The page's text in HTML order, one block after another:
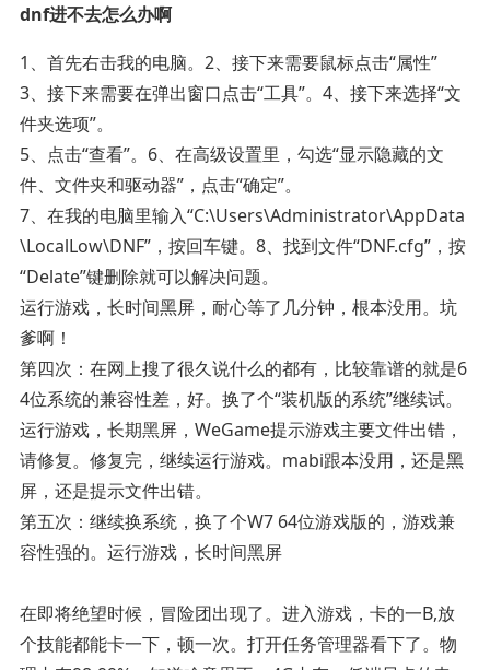
dnf进不去怎么办啊
1、首先右击我的电脑。2、接下来需要鼠标点击“属性”
3、接下来需要在弹出窗口点击“工具”。4、接下来选择“文
件夹选项”。
5、点击“查看”。6、在高级设置里，勾选“显示隐藏的文
件、文件夹和驱动器”，点击“确定”。
7、在我的电脑里输入“C:\Users\Administrator\AppData
\LocalLow\DNF”，按回车键。8、找到文件“DNF.cfg”，按
“Delate”键删除就可以解决问题。
运行游戏，长时间黑屏，耐心等了几分钟，根本没用。坑
爹啊！
第四次：在网上搜了很久说什么的都有，比较靠谱的就是6
4位系统的兼容性差，好。换了个“装机版的系统”继续试。
运行游戏，长期黑屏，WeGame提示游戏主要文件出错，
请修复。修复完，继续运行游戏。mabi跟本没用，还是黑
屏，还是提示文件出错。
第五次：继续换系统，换了个W7 64位游戏版的，游戏兼
容性强的。运行游戏，长时间黑屏
在即将绝望时候，冒险团出现了。进入游戏，卡的一B,放
个技能都能卡一下，顿一次。打开任务管理器看下了。物